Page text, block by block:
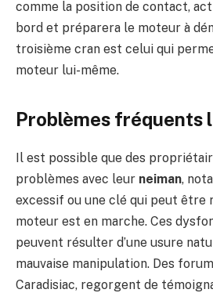
comme la position de contact,
bord et préparera le moteur à
troisième cran est celui qui
moteur lui-même.
Problèmes fréquents
Il est possible que des
problèmes avec leur neiman,
excessif ou une clé qui peut être
moteur est en marche. Ces
peuvent résulter d’une usure
mauvaise manipulation. Des
Caradisiac, regorgent de